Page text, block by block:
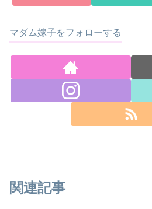
マダム嫁子をフォローする
関連記事